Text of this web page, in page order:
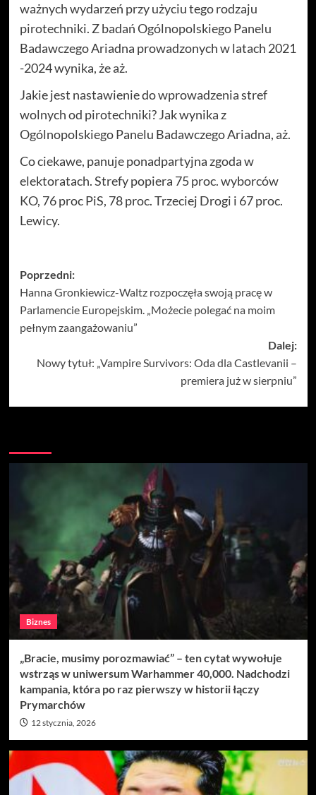
ważnych wydarzeń przy użyciu tego rodzaju
pirotechniki. Z badań Ogólnopolskiego Panelu
Badawczego Ariadna prowadzonych w latach 2021
-2024 wynika, że aż.
Jakie jest nastawienie do wprowadzenia stref
wolnych od pirotechniki? Jak wynika z
Ogólnopolskiego Panelu Badawczego Ariadna, aż.
Co ciekawe, panuje ponadpartyjna zgoda w
elektoratach. Strefy popiera 75 proc. wyborców
KO, 76 proc PiS, 78 proc. Trzeciej Drogi i 67 proc.
Lewicy.
Zobacz
wpisy
Poprzedni:
Hanna Gronkiewicz-Waltz rozpoczęła swoją pracę w
Parlamencie Europejskim. „Możecie polegać na moim
pełnym zaangażowaniu”
Dalej:
Nowy tytuł: „Vampire Survivors: Oda dla Castlevanii –
premiera już w sierpniu”
Biznes
„Bracie, musimy porozmawiać” – ten cytat wywołuje
wstrząs w uniwersum Warhammer 40,000. Nadchodzi
kampania, która po raz pierwszy w historii łączy
Prymarchów
12 stycznia, 2026